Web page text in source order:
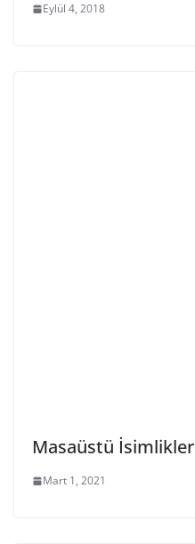
Eylül 4, 2018
Masaüstü İsimlikler
Mart 1, 2021